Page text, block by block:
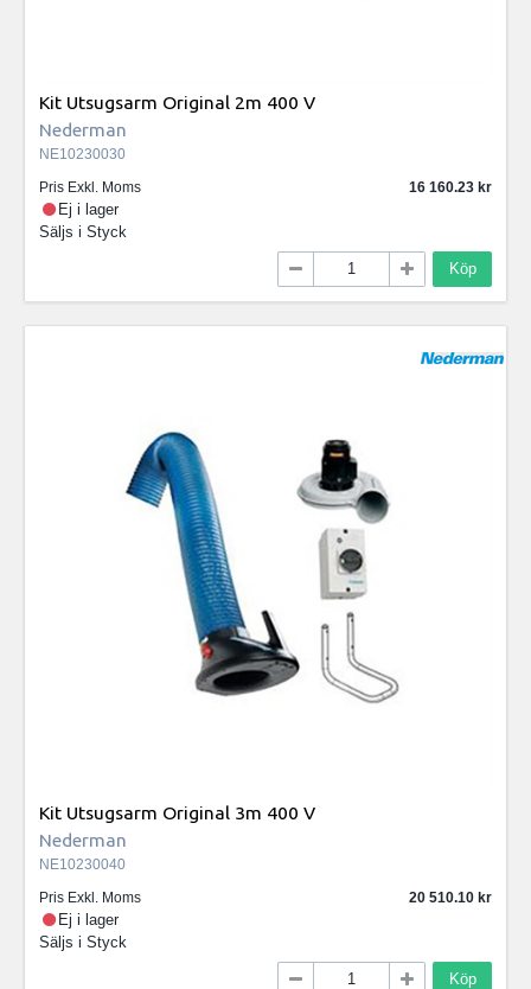
Kit Utsugsarm Original 2m 400 V
Nederman
NE10230030
Pris Exkl. Moms
16 160.23
Ej i lager
Säljs i Styck
Köp
Kit Utsugsarm Original 3m 400 V
Nederman
NE10230040
Pris Exkl. Moms
20 510.10
Ej i lager
Säljs i Styck
Köp